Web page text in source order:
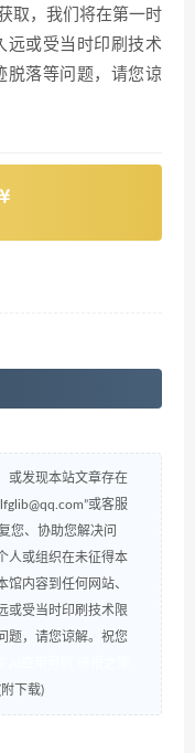
取，我们将在第一时
远或受当时印刷技术
脱落等问题，请您谅
或发现本站文章存在
或客服
您、协助您解决问
人或组织在未征得本
内容到任何网站、
或受当时印刷技术限
题，请您谅解。祝您
下载)